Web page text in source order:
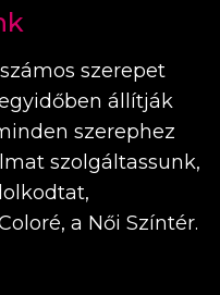
szerepet
állítják
szerephez
szolgáltassunk,
a Női Színtér.